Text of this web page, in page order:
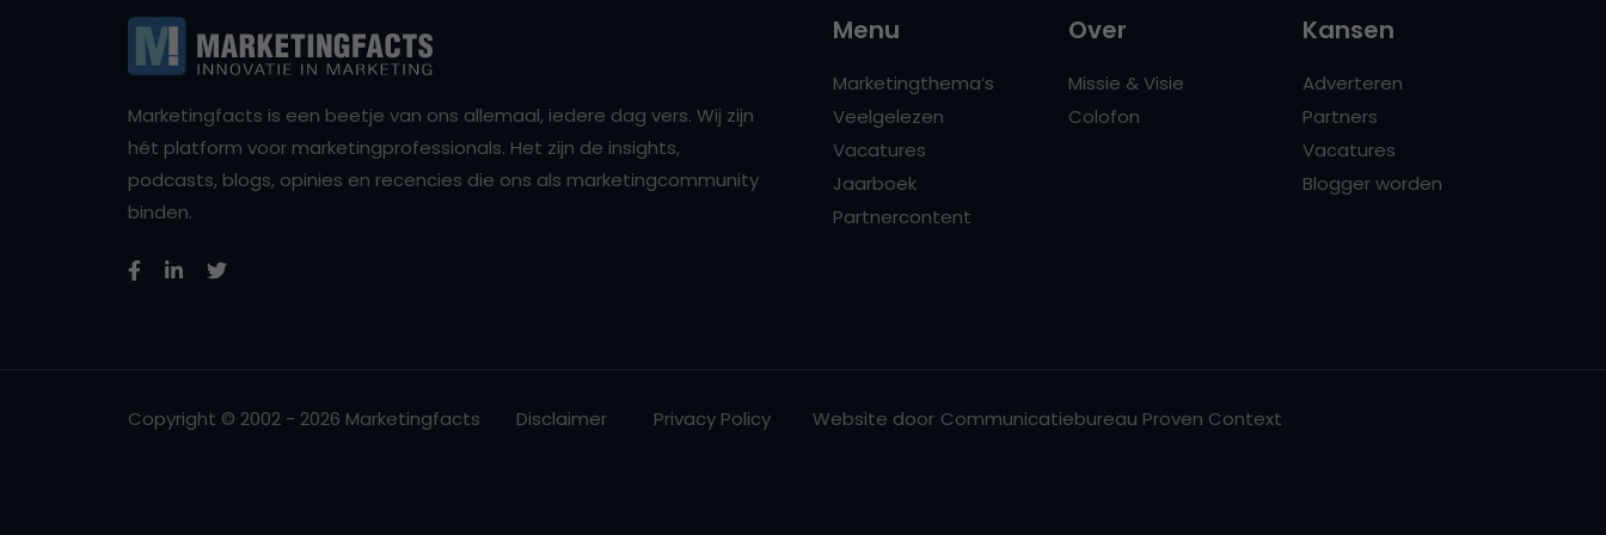
Marketingfacts is een beetje van ons allemaal, iedere dag vers. Wij zijn
hét platform voor marketingprofessionals. Het zijn de insights,
podcasts, blogs, opinies en recencies die ons als marketingcommunity
binden.
Menu
Marketingthema’s
Veelgelezen
Vacatures
Jaarboek
Partnercontent
Over
Missie & Visie
Colofon
Kansen
Adverteren
Partners
Vacatures
Blogger worden
Copyright © 2002 - 2026 Marketingfacts Disclaimer Privacy Policy Website door Communicatiebureau Proven Context